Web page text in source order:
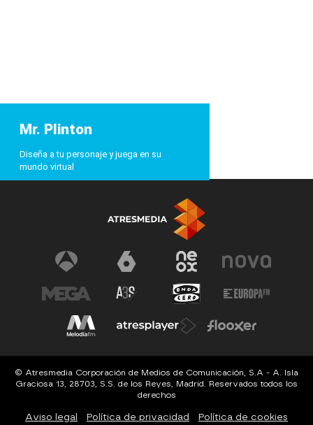
Mr. Plinton
Diseña a tu personaje y juega en su
mundo virtual
© Atresmedia Corporación de Medios de Comunicación, S.A - A. Isla
Graciosa 13, 28703, S.S. de los Reyes, Madrid. Reservados todos los
derechos
Aviso legal Política de privacidad Política de cookies